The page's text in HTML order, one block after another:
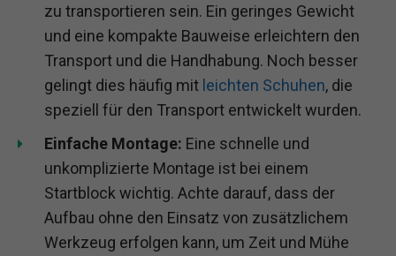
zu transportieren sein. Ein geringes Gewicht
und eine kompakte Bauweise erleichtern den
Transport und die Handhabung. Noch besser
gelingt dies häufig mit leichten Schuhen, die
speziell für den Transport entwickelt wurden.
Einfache Montage: Eine schnelle und
unkomplizierte Montage ist bei einem
Startblock wichtig. Achte darauf, dass der
Aufbau ohne den Einsatz von zusätzlichem
Werkzeug erfolgen kann, um Zeit und Mühe